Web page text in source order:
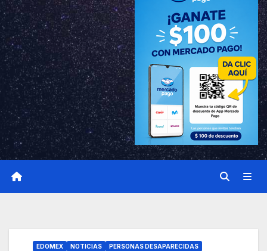
EDOMEX NOTICIAS PERSONAS DESAPARECIDAS